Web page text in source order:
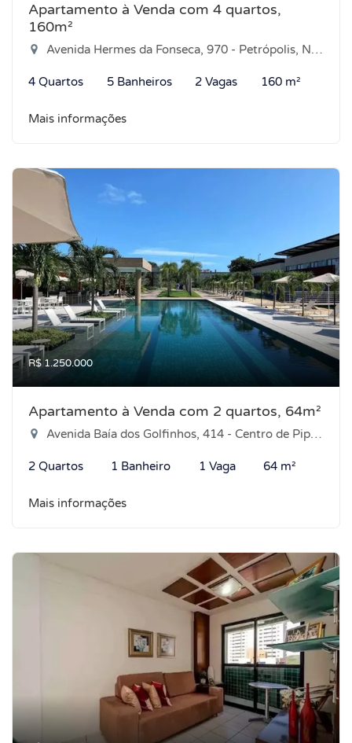
Apartamento à Venda com 4 quartos,
160m²
Avenida Hermes da Fonseca, 970 - Petrópolis, Natal-RN
4 Quartos 5 Banheiros 2 Vagas 160 m²
Mais informações
R$ 1.250.000
Apartamento à Venda com 2 quartos, 64m²
Avenida Baía dos Golfinhos, 414 - Centro de Pipa, Tibau do Sul-RN
2 Quartos 1 Banheiro 1 Vaga 64 m²
Mais informações